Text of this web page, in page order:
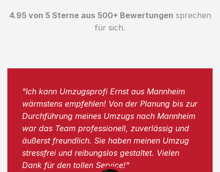
4.95 von 5 Sterne aus 500+ Bewertungen sprechen
für sich.
"Ich kann Umzugsprofi Ernst aus Mannheim
wärmstens empfehlen! Von der Planung bis zur
Durchführung meines Umzugs nach Mannheim
war das Team professionell, zuverlässig und
äußerst freundlich. Sie haben meinen Umzug
stressfrei und reibungslos gestaltet. Vielen
Dank für den tollen Service!"